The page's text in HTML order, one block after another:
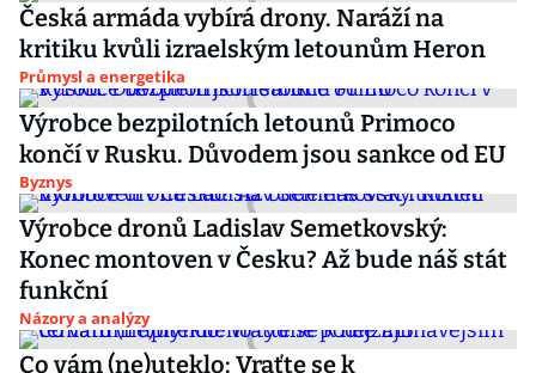
Česká armáda vybírá drony. Naráží na
kritiku kvůli izraelským letounům Heron
Průmysl a energetika
Výrobce bezpilotních letounů Primoco
končí v Rusku. Důvodem jsou sankce od EU
Byznys
Výrobce dronů Ladislav Semetkovský:
Konec montoven v Česku? Až bude náš stát
funkční
Názory a analýzy
Co vám (ne)uteklo: Vraťte se k